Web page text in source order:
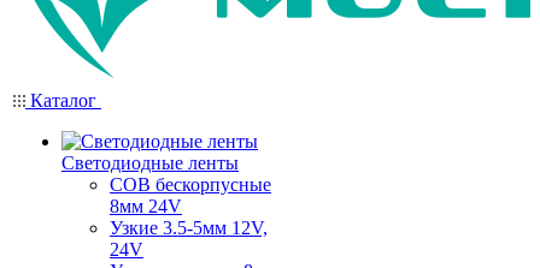
Каталог
Светодиодные ленты
COB бескорпусные
8мм 24V
Узкие 3.5-5мм 12V,
24V